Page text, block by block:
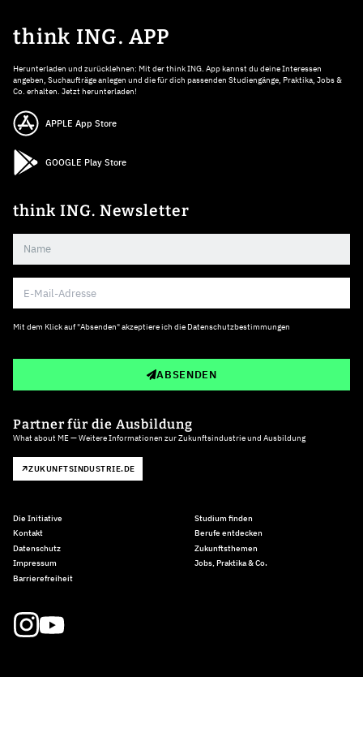
think ING. APP
Herunterladen und zurücklehnen: Mit der think ING. App kannst du deine Interessen
angeben, Suchaufträge anlegen und die für dich passenden Studiengänge, Praktika, Jobs &
Co. erhalten. Jetzt herunterladen!
APPLE App Store
GOOGLE Play Store
think ING. Newsletter
Mit dem Klick auf "Absenden" akzeptiere ich die Datenschutzbestimmungen
ABSENDEN
Partner für die Ausbildung
What about ME — Weitere Informationen zur Zukunftsindustrie und Ausbildung
ZUKUNFTSINDUSTRIE.DE
Die Initiative
Kontakt
Datenschutz
Impressum
Barrierefreiheit
Studium finden
Berufe entdecken
Zukunftsthemen
Jobs, Praktika & Co.